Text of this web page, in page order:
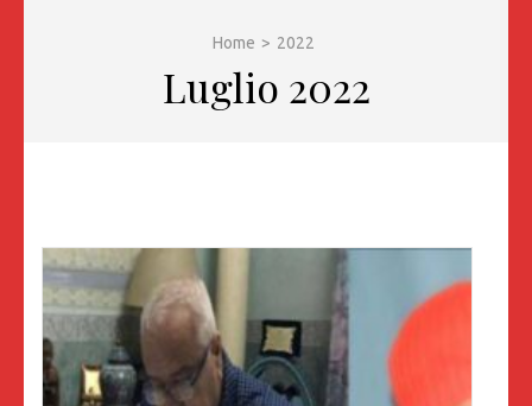
Home > 2022
Luglio 2022